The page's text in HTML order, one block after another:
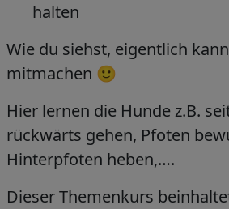
halten
Wie du siehst, eigentlich
mitmachen 🙂
Hier lernen die Hunde z.B.
rückwärts gehen, Pfoten
Hinterpfoten heben,….
Dieser Themenkurs